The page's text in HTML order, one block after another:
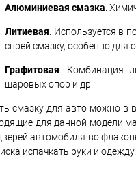
Алюминиевая смазка.
Литиевая. Используется в
спрей смазку, особенно для
Графитовая. Комбинация
шаровых опор и др.
смазку для авто можно в
для данной модели
автомобиля во
испачкать руки и одежду.